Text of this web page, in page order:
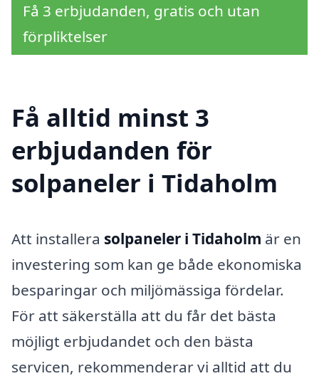
Få 3 erbjudanden, gratis och utan
förpliktelser
Få alltid minst 3
erbjudanden för
solpaneler i Tidaholm
Att installera solpaneler i Tidaholm är en
investering som kan ge både ekonomiska
besparingar och miljömässiga fördelar.
För att säkerställa att du får det bästa
möjligt erbjudandet och den bästa
servicen, rekommenderar vi alltid att du